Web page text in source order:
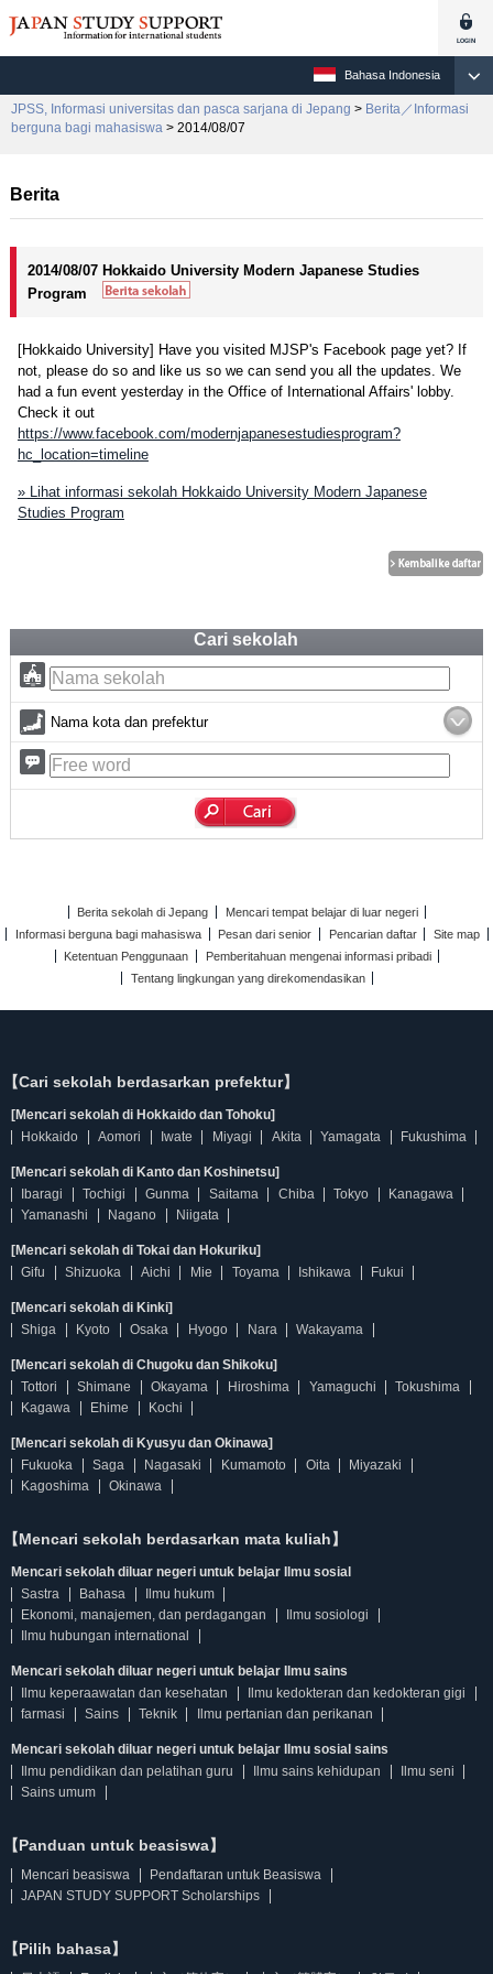
Bahasa Indonesia
JPSS, Informasi universitas dan pasca sarjana di Jepang > Berita／Informasi
berguna bagi mahasiswa > 2014/08/07
Berita
2014/08/07 Hokkaido University Modern Japanese Studies
Program
[Hokkaido University] Have you visited MJSP's Facebook page yet? If
not, please do so and like us so we can send you all the updates. We
had a fun event yesterday in the Office of International Affairs' lobby.
Check it out
https://www.facebook.com/modernjapanesestudiesprogram?
hc_location=timeline
» Lihat informasi sekolah Hokkaido University Modern Japanese
Studies Program
Cari sekolah
Nama kota dan prefektur
Berita sekolah di Jepang
Mencari tempat belajar di luar negeri
Informasi berguna bagi mahasiswa
Pesan dari senior Pencarian daftar
Site map
Ketentuan Penggunaan
Pemberitahuan mengenai informasi pribadi
Tentang lingkungan yang direkomendasikan
【Cari sekolah berdasarkan prefektur】
[Mencari sekolah di Hokkaido dan Tohoku]
Hokkaido
Aomori Iwate Miyagi Akita Yamagata Fukushima
[Mencari sekolah di Kanto dan Koshinetsu]
Ibaragi
Tochigi Gunma Saitama Chiba Tokyo
Kanagawa
Yamanashi
Nagano Niigata
[Mencari sekolah di Tokai dan Hokuriku]
Gifu
Shizuoka Aichi Mie Toyama Ishikawa Fukui
[Mencari sekolah di Kinki]
Shiga
Kyoto Osaka Hyogo Nara Wakayama
[Mencari sekolah di Chugoku dan Shikoku]
Tottori
Shimane Okayama Hiroshima Yamaguchi
Tokushima
Kagawa
Ehime Kochi
[Mencari sekolah di Kyusyu dan Okinawa]
Fukuoka
Saga Nagasaki Kumamoto Oita
Miyazaki
Kagoshima
Okinawa
【Mencari sekolah berdasarkan mata kuliah】
Mencari sekolah diluar negeri untuk belajar Ilmu sosial
Sastra
Bahasa
Ilmu hukum
Ekonomi, manajemen, dan perdagangan
Ilmu sosiologi
Ilmu hubungan international
Mencari sekolah diluar negeri untuk belajar Ilmu sains
Ilmu keperaawatan dan kesehatan
Ilmu kedokteran dan kedokteran gigi
farmasi
Sains Teknik Ilmu pertanian dan perikanan
Mencari sekolah diluar negeri untuk belajar Ilmu sosial sains
Ilmu pendidikan dan pelatihan guru
Ilmu sains kehidupan
Ilmu seni
Sains umum
【Panduan untuk beasiswa】
Mencari beasiswa
Pendaftaran untuk Beasiswa
JAPAN STUDY SUPPORT Scholarships
【Pilih bahasa】